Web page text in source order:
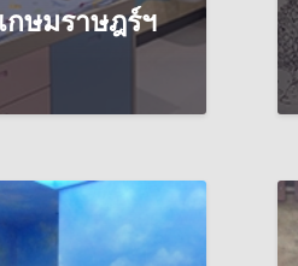
กษมราษฎร์ฯ